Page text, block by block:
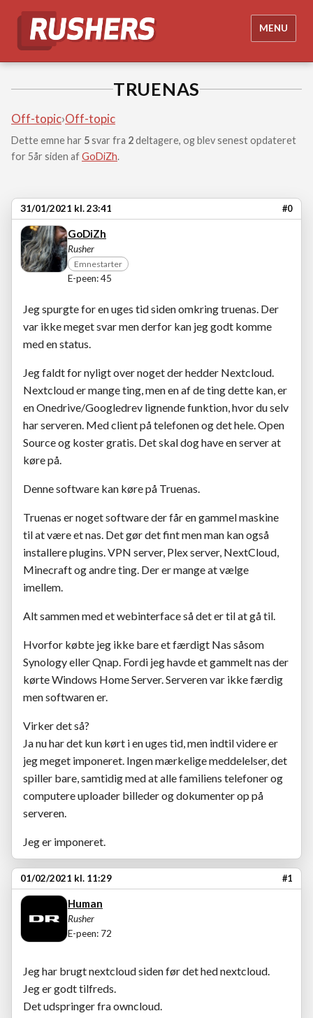
MENU
TRUENAS
Off-topic›Off-topic
Dette emne har 5svar fra 2deltagere, og blev senest opdateret
for 5år siden afGoDiZh.
31/01/2021 kl. 23:41 #0
GoDiZh
Rusher
Emnestarter
E-peen: 45
Jeg spurgte for en uges tid siden omkring truenas. Der
var ikke meget svar men derfor kan jeg godt komme
med en status.
Jeg faldt for nyligt over noget der hedder Nextcloud.
Nextcloud er mange ting, men en af de ting dette kan, er
en Onedrive/Googledrev lignende funktion, hvor du selv
har serveren. Med client på telefonen og det hele. Open
Source og koster gratis. Det skal dog have en server at
køre på.
Denne software kan køre på Truenas.
Truenas er noget software der får en gammel maskine
til at være et nas. Det gør det fint men man kan også
installere plugins. VPN server, Plex server, NextCloud,
Minecraft og andre ting. Der er mange at vælge
imellem.
Alt sammen med et webinterface så det er til at gå til.
Hvorfor købte jeg ikke bare et færdigt Nas såsom
Synology eller Qnap. Fordi jeg havde et gammelt nas der
kørte Windows Home Server. Serveren var ikke færdig
men softwaren er.
Virker det så?
Ja nu har det kun kørt i en uges tid, men indtil videre er
jeg meget imponeret. Ingen mærkelige meddelelser, det
spiller bare, samtidig med at alle familiens telefoner og
computere uploader billeder og dokumenter op på
serveren.
Jeg er imponeret.
01/02/2021 kl. 11:29 #1
Human
Rusher
E-peen: 72
Jeg har brugt nextcloud siden før det hed nextcloud.
Jeg er godt tilfreds.
Det udspringer fra owncloud.